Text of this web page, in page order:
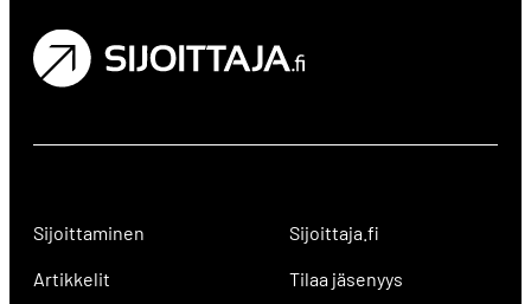
Sijoittaminen
Artikkelit
Sijoittaja.fi
Tilaa jäsenyys